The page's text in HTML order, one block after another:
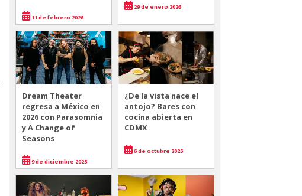
11 de febrero 2026
29 de enero 2026
Dream Theater
regresa a México en
2026 con Parasomnia
y A Change of
Seasons
9 de diciembre 2025
¿De la vista nace el
antojo? Bares con
cocina abierta en
CDMX
6 de octubre 2025